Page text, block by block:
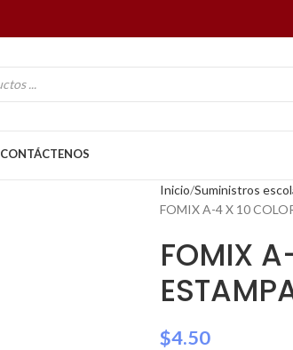
CONTÁCTENOS
Inicio Suministros
FOMIX A-4 X 10
FOMIX
$4.50